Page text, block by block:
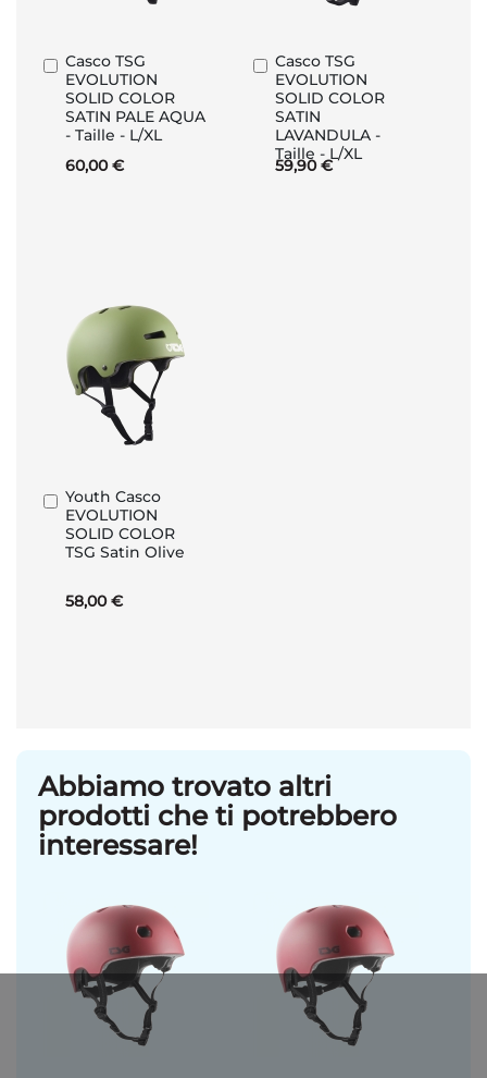
Casco TSG
EVOLUTION
SOLID COLOR
SATIN PALE AQUA
- Taille - L/XL
60,00 €
Aggiungi
al
Carrello
Casco TSG
EVOLUTION
SOLID COLOR
SATIN
LAVANDULA -
Taille - L/XL
59,90 €
Aggiungi
al
Carrello
Youth Casco
EVOLUTION
SOLID COLOR
TSG Satin Olive
58,00 €
Aggiungi
al
Carrello
Abbiamo trovato altri
prodotti che ti potrebbero
interessare!